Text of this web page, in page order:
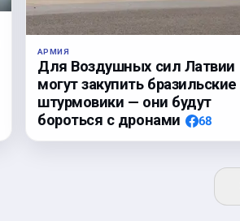
АРМИЯ
Для Воздушных сил Латвии
могут закупить бразильские
штурмовики — они будут
бороться с дронами
68